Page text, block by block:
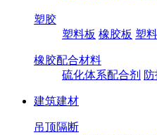
塑胶
塑料板 橡胶板 塑
橡胶配合材料
硫化体系配合剂
建筑建材
吊顶隔断